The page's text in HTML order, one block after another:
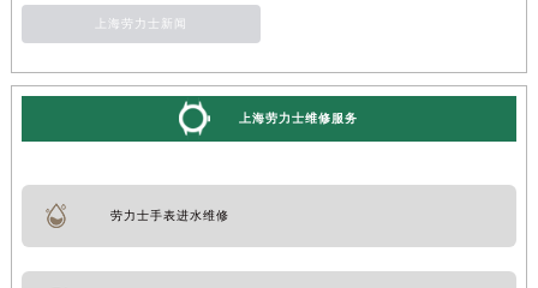
上海劳力士新闻
上海劳力士维修服务
劳力士手表进水维修